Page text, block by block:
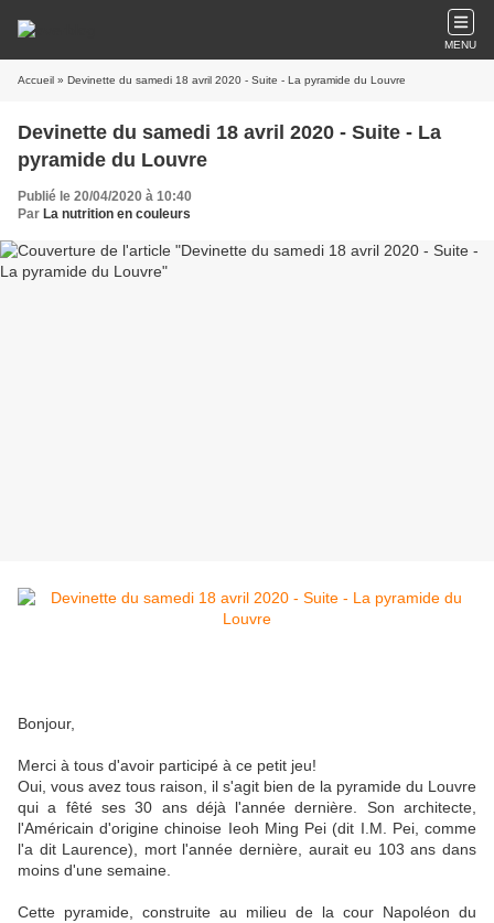
MENU
Accueil » Devinette du samedi 18 avril 2020 - Suite - La pyramide du Louvre
Devinette du samedi 18 avril 2020 - Suite - La
pyramide du Louvre
Publié le 20/04/2020 à 10:40
Par La nutrition en couleurs
Bonjour,
Merci à tous d'avoir participé à ce petit jeu!
Oui, vous avez tous raison, il s'agit bien de la pyramide du Louvre
qui a fêté ses 30 ans déjà l'année dernière. Son architecte,
l'Américain d'origine chinoise Ieoh Ming Pei (dit I.M. Pei, comme
l'a dit Laurence), mort l'année dernière, aurait eu 103 ans dans
moins d'une semaine.
Cette pyramide, construite au milieu de la cour Napoléon du